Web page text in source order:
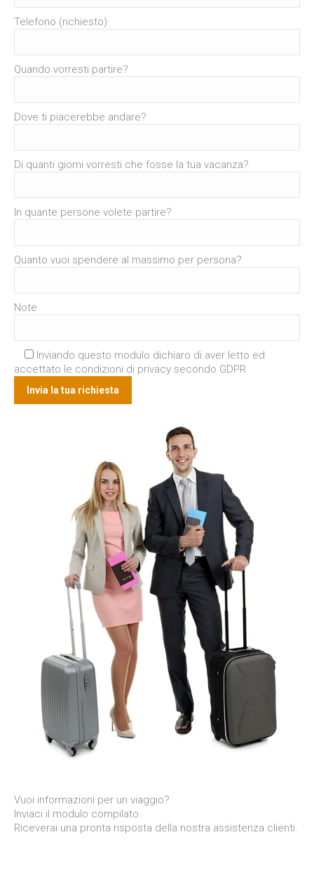
Telefono (richiesto)
Quando vorresti partire?
Dove ti piacerebbe andare?
Di quanti giorni vorresti che fosse la tua vacanza?
In quante persone volete partire?
Quanto vuoi spendere al massimo per persona?
Note
Inviando questo modulo dichiaro di aver letto ed
accettato le condizioni di privacy secondo GDPR
Vuoi informazioni per un viaggio?
Inviaci il modulo compilato.
Riceverai una pronta risposta della nostra assistenza clienti.